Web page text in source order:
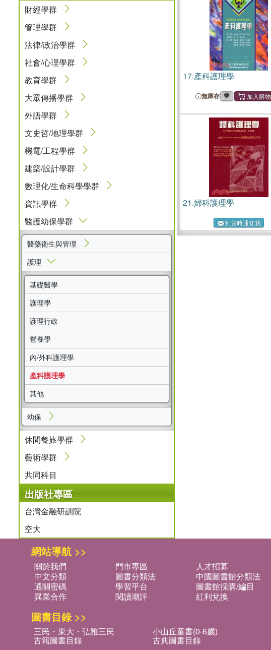
財經學群
管理學群
法律/政治學群
社會/心理學群
教育學群
大眾傳播學群
外語學群
文史哲/地理學群
機電/工程學群
建築/設計學群
數理化/生命科學學群
資訊學群
醫護幼保學群
醫藥衛生與管理
護理
基礎醫學
護理學
護理行政
營養學
內/外科護理學
產科護理學
其他
幼保
休閒餐旅學群
藝術學群
共同科目
出版社專區
台灣金融研訓院
空大
17.產科護理學
無庫存
21.婦科護理學
到貨時通知我
網站導航 >>
關於我們 門市專區 人才招募
中文分類
圖書分類法 中國圖書館分類法
通關密碼
學習平台 圖書館採購/編目
異業合作
閱讀潮評 紅利兌換
圖書目錄 >>
三民・東大・弘雅三民 小山丘童書(0-6歲)
古籍圖書目錄 古典圖書目錄